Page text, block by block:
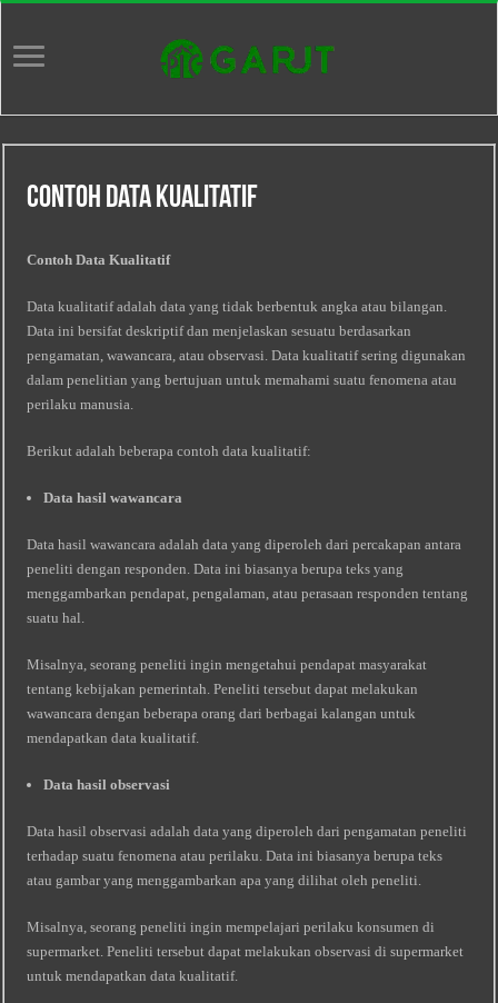
Contoh Data Kualitatif
Contoh Data Kualitatif
Data kualitatif adalah data yang tidak berbentuk angka atau bilangan.
Data ini bersifat deskriptif dan menjelaskan sesuatu berdasarkan
pengamatan, wawancara, atau observasi. Data kualitatif sering digunakan
dalam penelitian yang bertujuan untuk memahami suatu fenomena atau
perilaku manusia.
Berikut adalah beberapa contoh data kualitatif:
Data hasil wawancara
Data hasil wawancara adalah data yang diperoleh dari percakapan antara
peneliti dengan responden. Data ini biasanya berupa teks yang
menggambarkan pendapat, pengalaman, atau perasaan responden tentang
suatu hal.
Misalnya, seorang peneliti ingin mengetahui pendapat masyarakat
tentang kebijakan pemerintah. Peneliti tersebut dapat melakukan
wawancara dengan beberapa orang dari berbagai kalangan untuk
mendapatkan data kualitatif.
Data hasil observasi
Data hasil observasi adalah data yang diperoleh dari pengamatan peneliti
terhadap suatu fenomena atau perilaku. Data ini biasanya berupa teks
atau gambar yang menggambarkan apa yang dilihat oleh peneliti.
Misalnya, seorang peneliti ingin mempelajari perilaku konsumen di
supermarket. Peneliti tersebut dapat melakukan observasi di supermarket
untuk mendapatkan data kualitatif.